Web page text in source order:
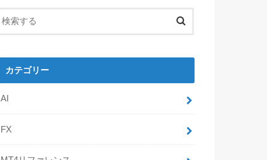
カテゴリー
AI
FX